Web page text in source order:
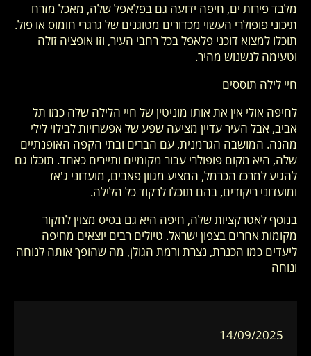
מלבד פירות ים, חיפה ידועה גם בפלאפל שלה, מאכל מזרח
תיכוני פופולרי העשוי מכדורים מטוגנים של גרגרי חומוס או פול.
תוכלו למצוא דוכני פלאפל בכל רחבי העיר, וזו אופציה זולה
וטעימה לנשנוש מהיר.
חיי לילה תוססים
לחיפה אולי אין את אותו מוניטין של חיי הלילה שלה כמו תל
אביב, אבל העיר עדיין מציעה שפע של אפשרויות לבילוי לילי
מהנה. המושבה הגרמנית, עם הברים ובתי הקפה האופנתיים
שלה, היא מקום פופולרי עבור מקומיים ותיירים כאחד. תוכלו גם
להגיע למרכז הכרמל, המציע מגוון פאבים, מועדוני ג'אז
ומועדוני ריקודים, בהם תוכלו לרקוד כל הלילה.
בנוסף לאטרקציות שלה, חיפה היא גם בסיס מצוין לחקור
מקומות אחרים בצפון ישראל. טיולים רבים יוצאים מחיפה
ליעדים כמו הכנרת, נצרת ורמת הגולן, מה שהופך אותה לנוחה
ונוחה
14/09/2025